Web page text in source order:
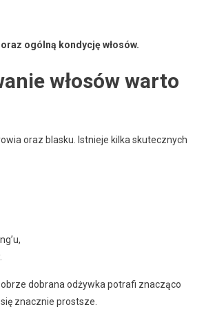
ogólną kondycję włosów.
włosów warto
oraz blasku. Istnieje kilka skutecznych
dobrana odżywka potrafi znacząco
znacznie prostsze.